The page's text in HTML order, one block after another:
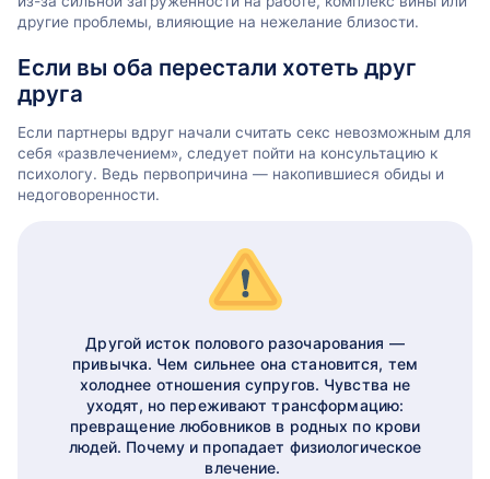
другие проблемы, влияющие на нежелание близости.
Если вы оба перестали хотеть друг
друга
Если партнеры вдруг начали считать секс невозможным для
себя «развлечением», следует пойти на консультацию к
психологу. Ведь первопричина — накопившиеся обиды и
недоговоренности.
Другой исток полового разочарования —
привычка. Чем сильнее она становится, тем
холоднее отношения супругов. Чувства не
уходят, но переживают трансформацию:
превращение любовников в родных по крови
людей. Почему и пропадает физиологическое
влечение.